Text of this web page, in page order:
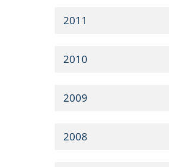
2011
2010
2009
2008